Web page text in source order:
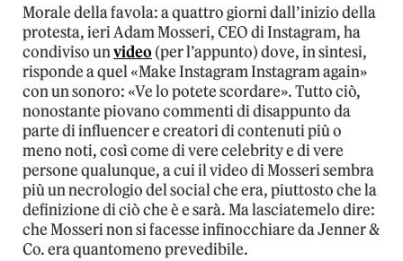
Morale della favola: a quattro giorni dall’inizio della
protesta, ieri Adam Mosseri, CEO di Instagram, ha
condiviso unvideo (per l’appunto) dove, in sintesi,
risponde a quel «Make Instagram Instagram again»
con un sonoro: «Ve lo potete scordare». Tutto ciò,
nonostante piovano commenti di disappunto da
parte di influencer e creatori di contenuti più o
meno noti, così come di vere celebrity e di vere
persone qualunque, a cui il video di Mosseri sembra
più un necrologio del social che era, piuttosto che la
definizione di ciò che è e sarà. Ma lasciatemelo dire:
che Mosseri non si facesse infinocchiare da Jenner &
Co. era quantomeno prevedibile.